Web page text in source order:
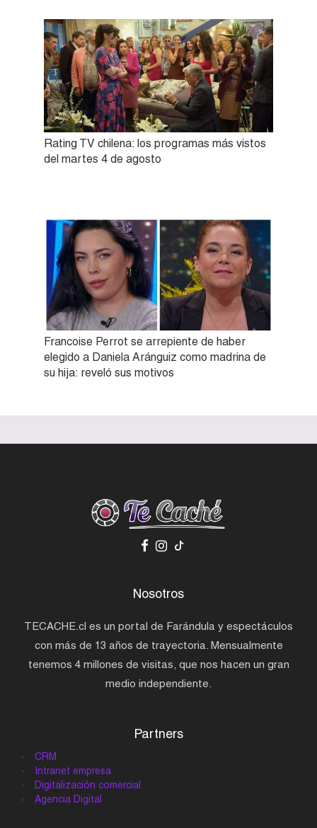
Rating TV chilena: los programas más vistos
del martes 4 de agosto
Francoise Perrot se arrepiente de haber
elegido a Daniela Aránguiz como madrina de
su hija: reveló sus motivos
Nosotros
TECACHE.cl es un portal de Farándula y espectáculos
con más de 13 años de trayectoria. Mensualmente
tenemos 4 millones de visitas, que nos hacen un gran
medio independiente.
Partners
CRM
Intranet empresa
Digitalización comercial
Agencia Digital